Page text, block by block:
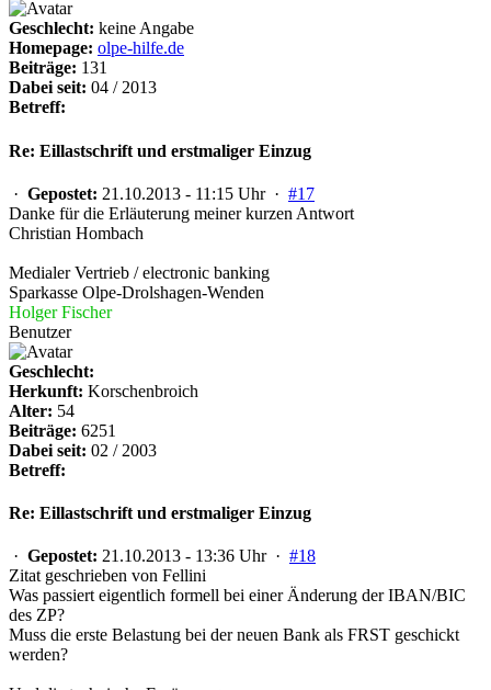
Geschlecht: keine Angabe
Homepage: olpe-hilfe.de
Beiträge: 131
Dabei seit: 04 / 2013
Betreff:
Re: Eillastschrift und erstmaliger Einzug
· Gepostet: 21.10.2013 - 11:15 Uhr · #17
Danke für die Erläuterung meiner kurzen Antwort
Christian Hombach
Medialer Vertrieb / electronic banking
Sparkasse Olpe-Drolshagen-Wenden
Holger Fischer
Benutzer
Geschlecht:
Herkunft: Korschenbroich
Alter: 54
Beiträge: 6251
Dabei seit: 02 / 2003
Betreff:
Re: Eillastschrift und erstmaliger Einzug
· Gepostet: 21.10.2013 - 13:36 Uhr · #18
Zitat geschrieben von Fellini
Was passiert eigentlich formell bei einer Änderung der IBAN/BIC
des ZP?
Muss die erste Belastung bei der neuen Bank als FRST geschickt
werden?